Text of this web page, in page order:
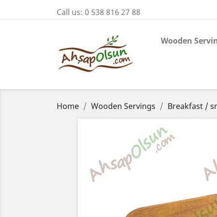
Call us: 0 538 816 27 88
Wooden
Home Wooden Servings Breakfast /